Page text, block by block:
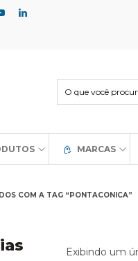
MARCAS
COM A TAG “PONTACONICA”
Exibindo um